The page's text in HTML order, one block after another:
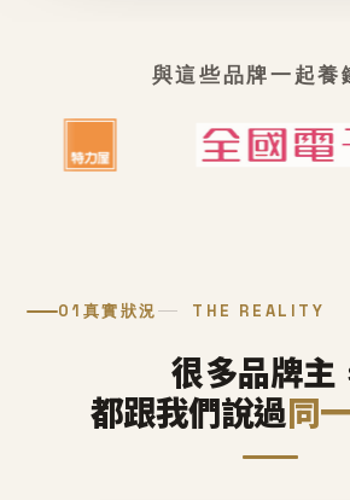
與這些品牌一起養
01 真實狀況 THE REALITY
很多品牌主
都跟我們說過同